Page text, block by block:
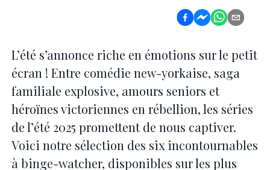
L’été s’annonce riche en émotions sur le petit
écran ! Entre comédie new-yorkaise, saga
familiale explosive, amours seniors et
héroïnes victoriennes en rébellion, les séries
de l’été 2025 promettent de nous captiver.
Voici notre sélection des six incontournables
à binge-watcher, disponibles sur les plus